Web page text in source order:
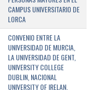
CAMPUS UNIVERSITARIO DE
LORCA
CONVENIO ENTRE LA
UNIVERSIDAD DE MURCIA,
LA UNIVERSIDAD DE GENT,
UNIVERSITY COLLEGE
DUBLIN, NACIONAL
UNIVERSITY OF IRELAN,